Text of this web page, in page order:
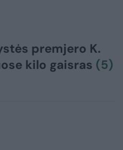
premjero K.
kilo gaisras (5)